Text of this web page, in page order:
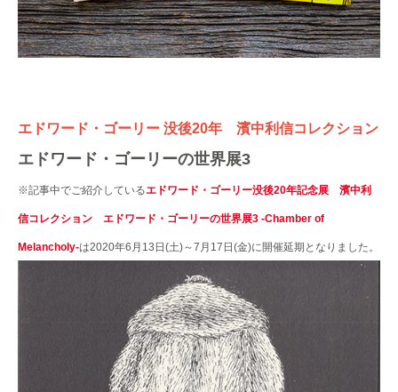
エドワード・ゴーリー 没後20年 濱中利信コレクション
エドワード・ゴーリーの世界展3
※記事中でご紹介しているエドワード・ゴーリー没後20年記念展 濱中利
信コレクション エドワード・ゴーリーの世界展3 -Chamber of
Melancholy-は2020年6月13日(土)～7月17日(金)に開催延期となりました。